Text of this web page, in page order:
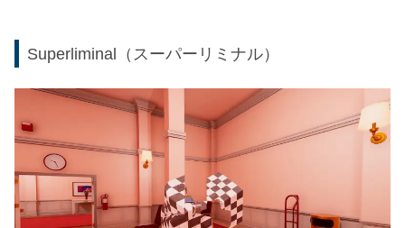
Superliminal（スーパーリミナル）